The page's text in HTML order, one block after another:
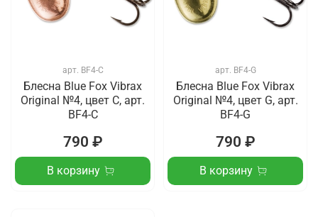
арт. BF4-C
Блесна Blue Fox Vibrax
Original №4, цвет C, арт.
BF4-C
790 ₽
В корзину
арт. BF4-G
Блесна Blue Fox Vibrax
Original №4, цвет G, арт.
BF4-G
790 ₽
В корзину